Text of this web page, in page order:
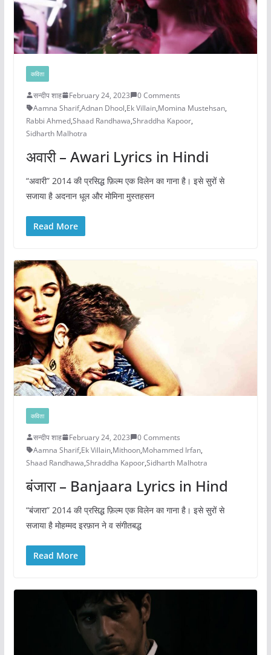
कविता
सन्दीप शाह February 24, 2023
0 Comments
Aamna Sharif,Adnan Dhool,Ek Villain,Momina Mustehsan,
Rabbi Ahmed,Shaad Randhawa,Shraddha Kapoor,
Sidharth Malhotra
अवारी – Awari Lyrics in Hindi
“अवारी” 2014 की प्रसिद्ध फ़िल्म एक विलेन का गाना है। इसे सुरों से
सजाया है अदनान धूल और मोमिना मुस्तहसन
Read More
कविता
सन्दीप शाह February 24, 2023
0 Comments
Aamna Sharif,Ek Villain,Mithoon,Mohammed Irfan,
Shaad Randhawa,Shraddha Kapoor,Sidharth Malhotra
बंजारा – Banjaara Lyrics in Hind
“बंजारा” 2014 की प्रसिद्ध फ़िल्म एक विलेन का गाना है। इसे सुरों से
सजाया है मोहम्मद इरफ़ान ने व संगीतबद्ध
Read More